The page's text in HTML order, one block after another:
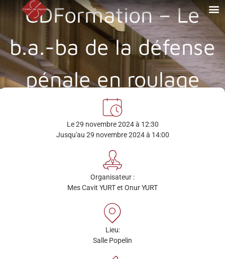
CDFormation – Le
b.a.-ba de la défense
pénale en roulage
Le 29 novembre 2024 à 12:30
Jusqu'au 29 novembre 2024 à 14:00
Organisateur :
Mes Cavit YURT et Onur YURT
Lieu:
Salle Popelin